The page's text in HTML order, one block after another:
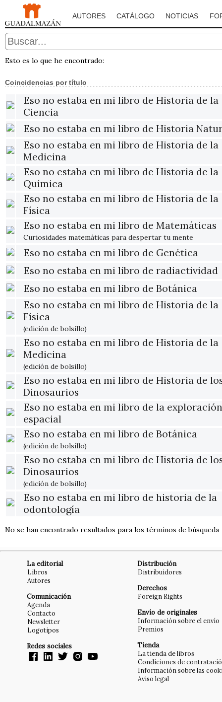
AUTORES CATÁLOGO NOTICIAS
Esto es lo que he encontrado:
Coincidencias por título
Eso no estaba en mi libro de Historia de la
Ciencia
Eso no estaba en mi libro de Historia
Eso no estaba en mi libro de Historia de la
Medicina
Eso no estaba en mi libro de Historia de la
Química
Eso no estaba en mi libro de Historia de la
Física
Eso no estaba en mi libro de Matemáticas
Curiosidades matemáticas para despertar tu mente
Eso no estaba en mi libro de Genética
Eso no estaba en mi libro de radiactividad
Eso no estaba en mi libro de Botánica
Eso no estaba en mi libro de Historia de la
Física
(edición de bolsillo)
Eso no estaba en mi libro de Historia de la
Medicina
(edición de bolsillo)
Eso no estaba en mi libro de Historia de
Dinosaurios
Eso no estaba en mi libro de la exploración
espacial
Eso no estaba en mi libro de Botánica
(edición de bolsillo)
Eso no estaba en mi libro de Historia de
Dinosaurios
(edición de bolsillo)
Eso no estaba en mi libro de historia de la
odontología
No se han encontrado resultados para los términos de búsqueda
La editorial
Libros
Autores
Comunicación
Agenda
Contacto
Newsletter
Logotipos
Redes sociales
Distribución
Distribuidores
Derechos
Foreign Rights
Envío de originales
Información sobre el envío
Premios
Tienda
La tienda de libros
Condiciones de
Información sobre las
Aviso legal